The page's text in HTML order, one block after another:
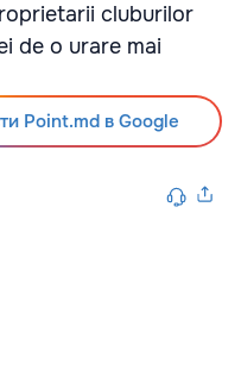
cluburilor
de o urare mai
Point.md в Google